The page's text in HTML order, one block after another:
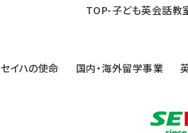
TOP-子ども英会話教室
セイハの使命 国内・海外留学事業